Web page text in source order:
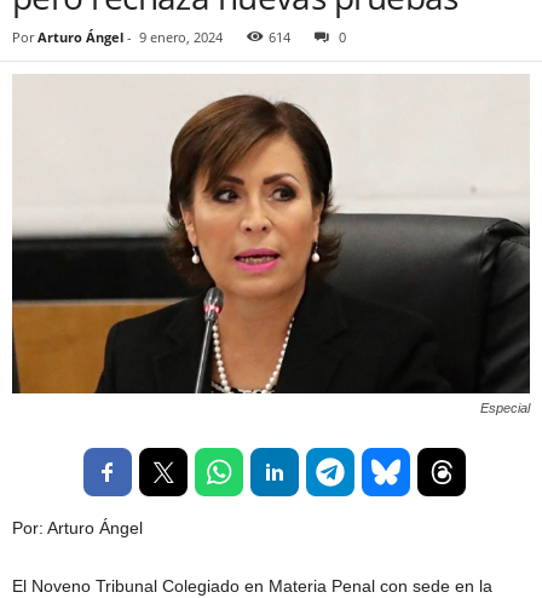
Por Arturo Ángel - 9 enero, 2024 614 0
Especial
Por: Arturo Ángel
El Noveno Tribunal Colegiado en Materia Penal con sede en la